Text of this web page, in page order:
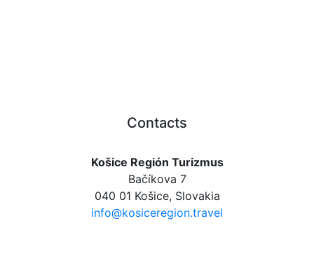
Contacts
Košice Región Turizmus
Bačíkova 7
040 01 Košice, Slovakia
info@kosiceregion.travel